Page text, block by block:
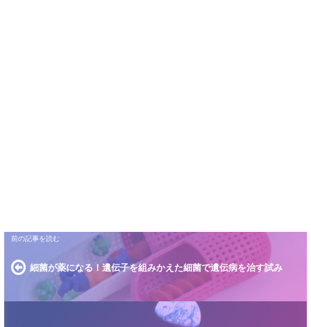
細菌が薬になる！遺伝子を組みかえた細菌で遺伝病を治す試み